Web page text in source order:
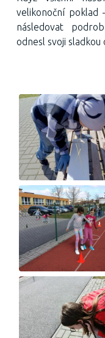
velikonoční poklad
následovat
odnesl svoji sladkou